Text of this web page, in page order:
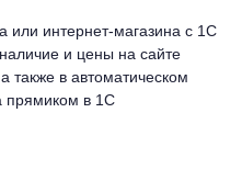
или интернет-магазина с 1С
и цены на сайте
также в автоматическом
прямиком в 1С